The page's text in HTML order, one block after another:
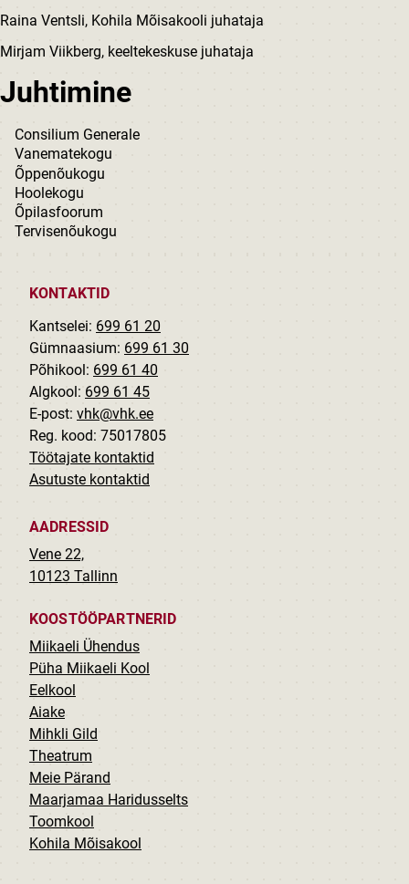
Raina Ventsli, Kohila Mõisakooli juhataja
Mirjam Viikberg, keeltekeskuse juhataja
Juhtimine
Consilium Generale
Vanematekogu
Õppenõukogu
Hoolekogu
Õpilasfoorum
Tervisenõukogu
KONTAKTID
Kantselei: 699 61 20
Gümnaasium: 699 61 30
Põhikool: 699 61 40
Algkool: 699 61 45
E-post: vhk@vhk.ee
Reg. kood: 75017805
Töötajate kontaktid
Asutuste kontaktid
AADRESSID
Vene 22,
10123 Tallinn
KOOSTÖÖPARTNERID
Miikaeli Ühendus
Püha Miikaeli Kool
Eelkool
Aiake
Mihkli Gild
Theatrum
Meie Pärand
Maarjamaa Haridusselts
Toomkool
Kohila Mõisakool